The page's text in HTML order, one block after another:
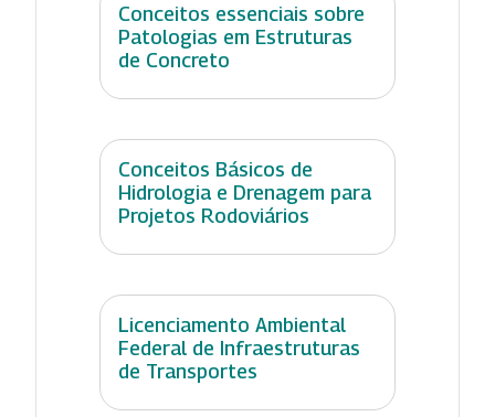
Conceitos essenciais sobre
Patologias em Estruturas
de Concreto
Conceitos Básicos de
Hidrologia e Drenagem para
Projetos Rodoviários
Licenciamento Ambiental
Federal de Infraestruturas
de Transportes